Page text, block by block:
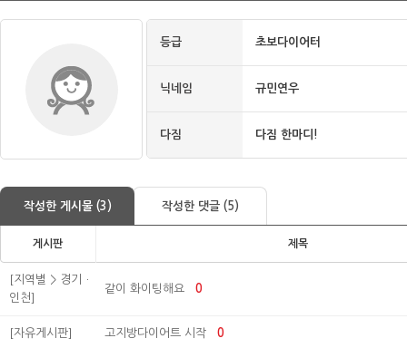
등급 초보다이어터
닉네임 규민연우
다짐 다짐 한마디!
작성한 게시물 (3) 작성한 댓글 (5)
게시판 제목
[지역별 > 경기ㆍ
인천]
같이 화이팅해요 0
[자유게시판] 고지방다이어트 시작 0